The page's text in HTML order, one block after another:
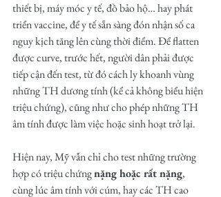
thiết bị, máy móc y tế, đồ bảo hộ… hay phát
triển vaccine, để y tế sẵn sàng đón nhận số ca
nguy kịch tăng lên cùng thời điểm. Để flatten
được curve, trước hết, người dân phải được
tiếp cận đến test, từ đó cách ly khoanh vùng
những TH dương tính (kể cả không biểu hiện
triệu chứng), cũng như cho phép những TH
âm tính được làm việc hoặc sinh hoạt trở lại.
Hiện nay, Mỹ vẫn chỉ cho test những trường
hợp có triệu chứng nặng hoặc rất nặng,
cùng lúc âm tính với cúm, hay các TH cao